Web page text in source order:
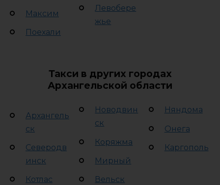
Максим
Поехали
Левобере
жье
Такси в других городах
Архангельской области
Архангель
ск
Северодв
инск
Котлас
Новодвин
ск
Коряжма
Мирный
Вельск
Няндома
Онега
Каргополь